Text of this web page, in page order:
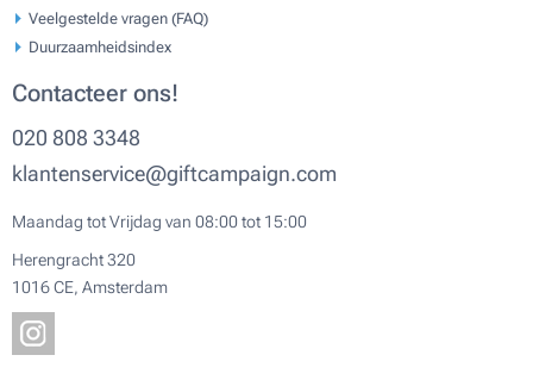
Veelgestelde vragen (FAQ)
Duurzaamheidsindex
Contacteer ons!
020 808 3348
klantenservice@giftcampaign.com
Maandag tot Vrijdag van 08:00 tot 15:00
Herengracht 320
1016 CE, Amsterdam